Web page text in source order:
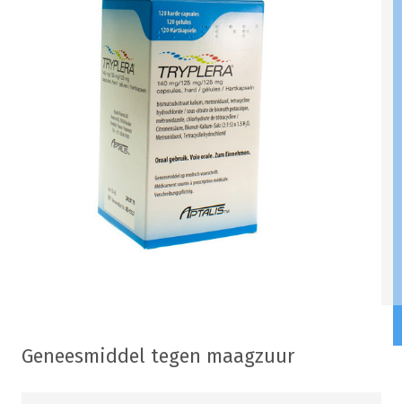
Geneesmiddel tegen maagzuur